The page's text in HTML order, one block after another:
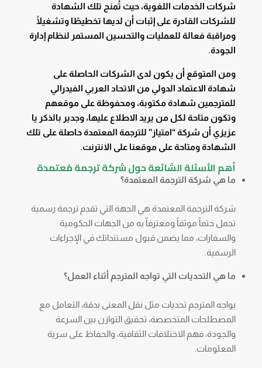
شركات الخدمات اللغوية، حيث تُمنح تلك الشهادة
للشركات القادرة على إثبات أن لديها تخطيطًا وتشغيلًا
ومراقبة فعالة للعمليات والتحسين المستمر لنظام إدارة
الجودة.
ومن المتوقع أن يكون لدى الشركات الحاصلة على
شهادة الاعتماد الدولي من الاتحاد العربي الفيدرالي
للمترجمين شهادة مكتوبة، ومحفوظة على موقعهم
وتكون متاحة لكل من يريد الاطلاع عليها، وجدير بالذكر يا
عزيزي أن شركة “امتياز” للترجمة المعتمدة حاصلة على تلك
الشهادة ومتاحة على موقعنا على الانترنت.
أهم الأسئلة الشائعة حولشركة ترجمة مُعتمدة
ما هي شركة الترجمة المعتمدة؟
شركة الترجمة المعتمدة هي الجهة التي تقدم ترجمة رسمية
تحمل ختماً موثقاً ومعترفاً به من الجهات الحكومية
والسفارات، مما يضمن قبول مستنداتك في الإجراءات
الرسمية.
ما هي التحديات التي تواجه المترجم أثناء العمل؟
يواجه المترجم تحديات مثل نقل المعنى بدقة، التعامل مع
المصطلحات المتخصصة، تحقيق التوازن بين السرعة
والجودة، فهم الاختلافات الثقافية، والحفاظ على سرية
المعلومات.